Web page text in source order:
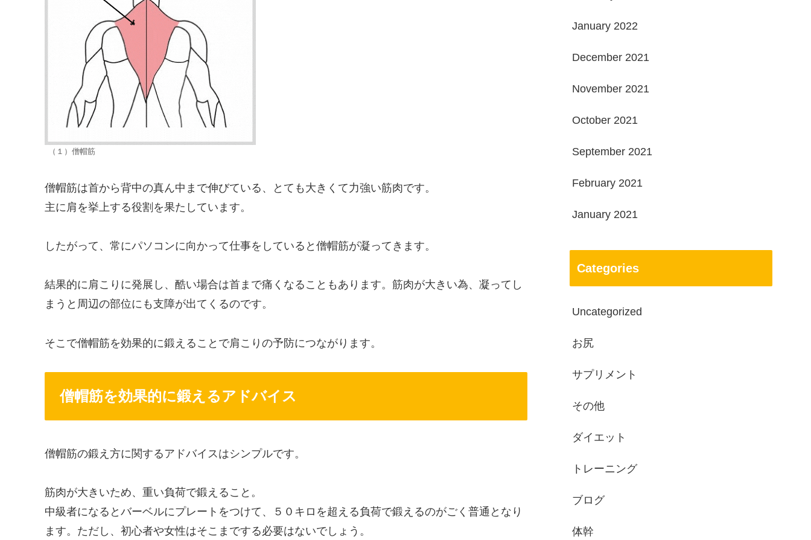
（１）僧帽筋
僧帽筋は首から背中の真ん中まで伸びている、とても大きくて力強い筋肉です。
主に肩を挙上する役割を果たしています。
したがって、常にパソコンに向かって仕事をしていると僧帽筋が凝ってきます。
結果的に肩こりに発展し、酷い場合は首まで痛くなることもあります。筋肉が大きい為、凝ってし
まうと周辺の部位にも支障が出てくるのです。
そこで僧帽筋を効果的に鍛えることで肩こりの予防につながります。
僧帽筋を効果的に鍛えるアドバイス
僧帽筋の鍛え方に関するアドバイスはシンプルです。
筋肉が大きいため、重い負荷で鍛えること。
中級者になるとバーベルにプレートをつけて、５０キロを超える負荷で鍛えるのがごく普通となり
ます。ただし、初心者や女性はそこまでする必要はないでしょう。
January 2022
December 2021
November 2021
October 2021
September 2021
February 2021
January 2021
Categories
Uncategorized
お尻
サプリメント
その他
ダイエット
トレーニング
ブログ
体幹